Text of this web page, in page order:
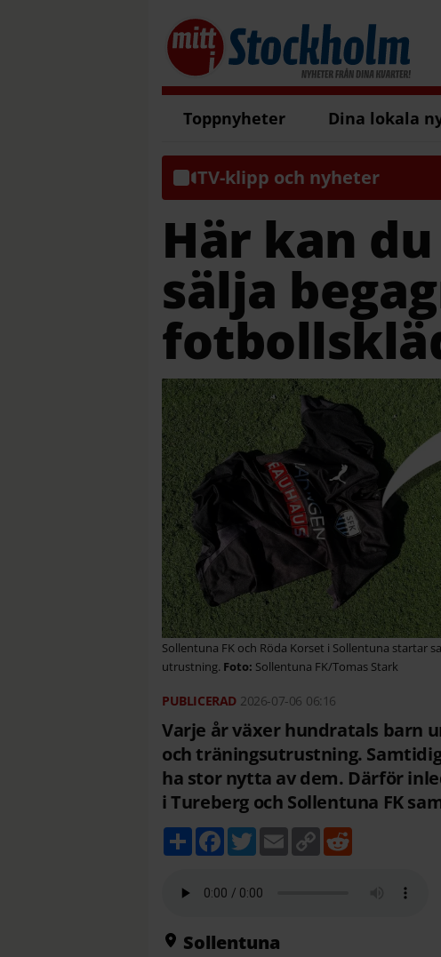
Toppnyheter Dina lokala
TV-klipp och nyheter
Här kan
sälja
Sollentuna FK och Röda Korset i Sollentuna startar
utrustning.
Sollentuna FK/Tomas Stark
2026-07-06 06:16
Varje år växer hundratals barn
och träningsutrustning.
ha stor nytta av dem. Därför
i Tureberg och Sollentuna FK
D
e
F
b
T
w
t
E
m
C
o
Sollentuna